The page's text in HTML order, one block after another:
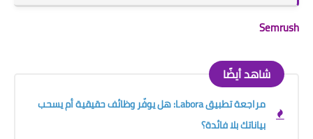
Semrush
شاهد أيضًا
مراجعة تطبيق Labora: هل يوفّر وظائف حقيقية أم يسحب
بياناتك بلا فائدة؟